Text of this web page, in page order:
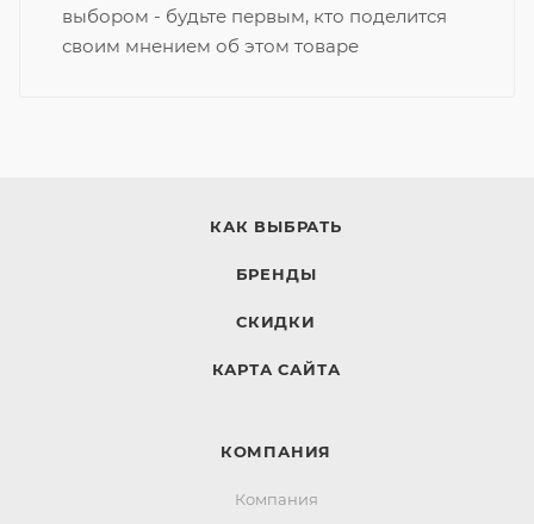
выбором - будьте первым, кто поделится
своим мнением об этом товаре
КАК ВЫБРАТЬ
БРЕНДЫ
СКИДКИ
КАРТА САЙТА
КОМПАНИЯ
Компания